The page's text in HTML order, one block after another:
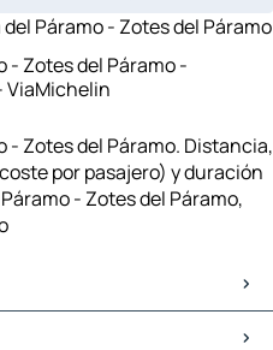
Páramo - Zotes del Páramo
- Zotes del Páramo -
ViaMichelin
- Zotes del Páramo. Distancia,
por pasajero) y duración
- Zotes del Páramo,